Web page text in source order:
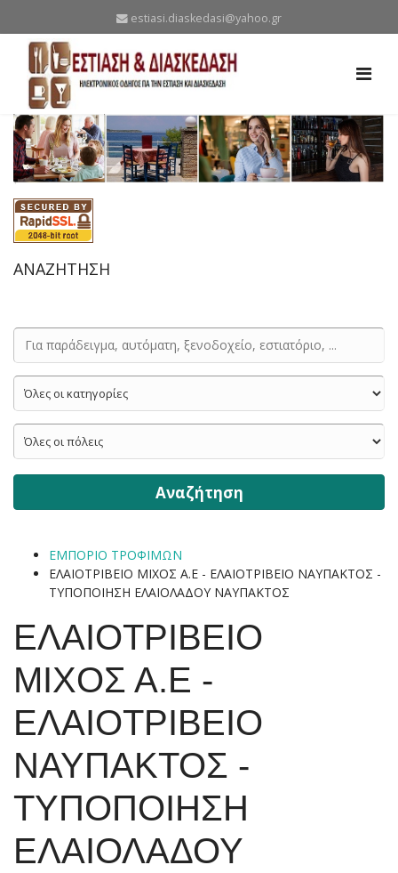
estiasi.diaskedasi@yahoo.gr
ΑΝΑΖΗΤΗΣΗ
Αναζήτηση
ΕΜΠΟΡΙΟ ΤΡΟΦΙΜΩΝ
ΕΛΑΙΟΤΡΙΒΕΙΟ ΜΙΧΟΣ Α.Ε - ΕΛΑΙΟΤΡΙΒΕΙΟ ΝΑΥΠΑΚΤΟΣ -
ΤΥΠΟΠΟΙΗΣΗ ΕΛΑΙΟΛΑΔΟΥ ΝΑΥΠΑΚΤΟΣ
ΕΛΑΙΟΤΡΙΒΕΙΟ
ΜΙΧΟΣ Α.Ε -
ΕΛΑΙΟΤΡΙΒΕΙΟ
ΝΑΥΠΑΚΤΟΣ -
ΤΥΠΟΠΟΙΗΣΗ
ΕΛΑΙΟΛΑΔΟΥ